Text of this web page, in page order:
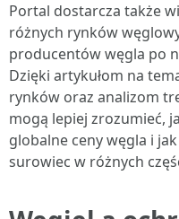
Portal dostarcza także
różnych rynków
producentów węgla po
Dzięki artykułom na
rynków oraz analizom
mogą lepiej zrozumieć,
globalne ceny węgla i
surowiec w różnych